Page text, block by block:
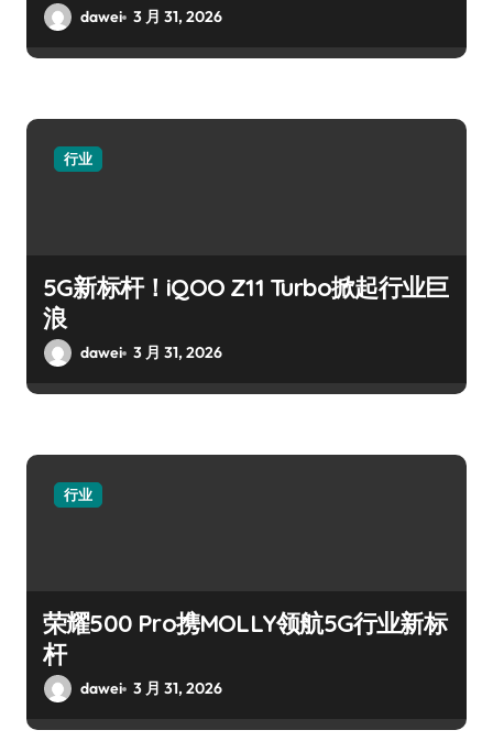
dawei 3 月 31, 2026
行业
5G新标杆！iQOO Z11 Turbo掀起行业巨
浪
dawei 3 月 31, 2026
行业
荣耀500 Pro携MOLLY领航5G行业新标
杆
dawei 3 月 31, 2026